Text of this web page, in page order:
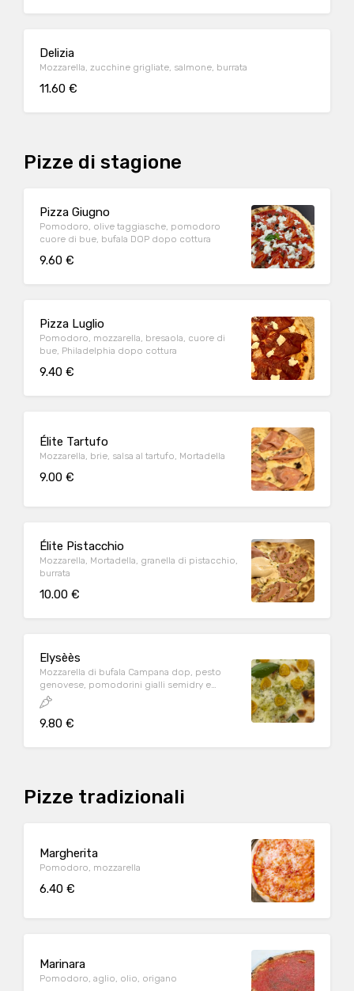
Delizia
Mozzarella, zucchine grigliate, salmone, burrata
11.60 €
Pizze di stagione
Pizza Giugno
Pomodoro, olive taggiasche, pomodoro
cuore di bue, bufala DOP dopo cottura
9.60 €
Pizza Luglio
Pomodoro, mozzarella, bresaola, cuore di
bue, Philadelphia dopo cottura
9.40 €
Élite Tartufo
Mozzarella, brie, salsa al tartufo, Mortadella
9.00 €
Élite Pistacchio
Mozzarella, Mortadella, granella di pistacchio,
burrata
10.00 €
Elysèès
Mozzarella di bufala Campana dop, pesto
genovese, pomodorini gialli semidry e
basilico fresco
9.80 €
Pizze tradizionali
Margherita
Pomodoro, mozzarella
6.40 €
Marinara
Pomodoro, aglio, olio, origano